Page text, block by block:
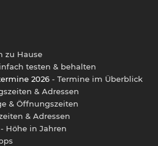
zu Hause
testen & behalten
2026 - Termine im Überblick
& Adressen
& Öffnungszeiten
& Adressen
- Höhe in Jahren